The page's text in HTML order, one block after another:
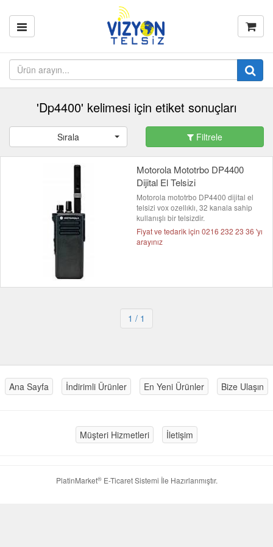
'Dp4400' kelimesi için etiket sonuçları
Sırala Filtrele
Motorola Mototrbo DP4400
Dijital El Telsizi
Motorola mototrbo DP4400 dijital el
telsizi vox ozellıklı, 32 kanala sahip
kullanışlı bir telsizdir.
Fiyat ve tedarik için 0216 232 23 36 'yı
arayınız
1 / 1
Ana Sayfa İndirimli Ürünler En Yeni Ürünler Bize Ulaşın
Müşteri Hizmetleri İletişim
PlatinMarket®E-Ticaret Sistemi İle Hazırlanmıştır.